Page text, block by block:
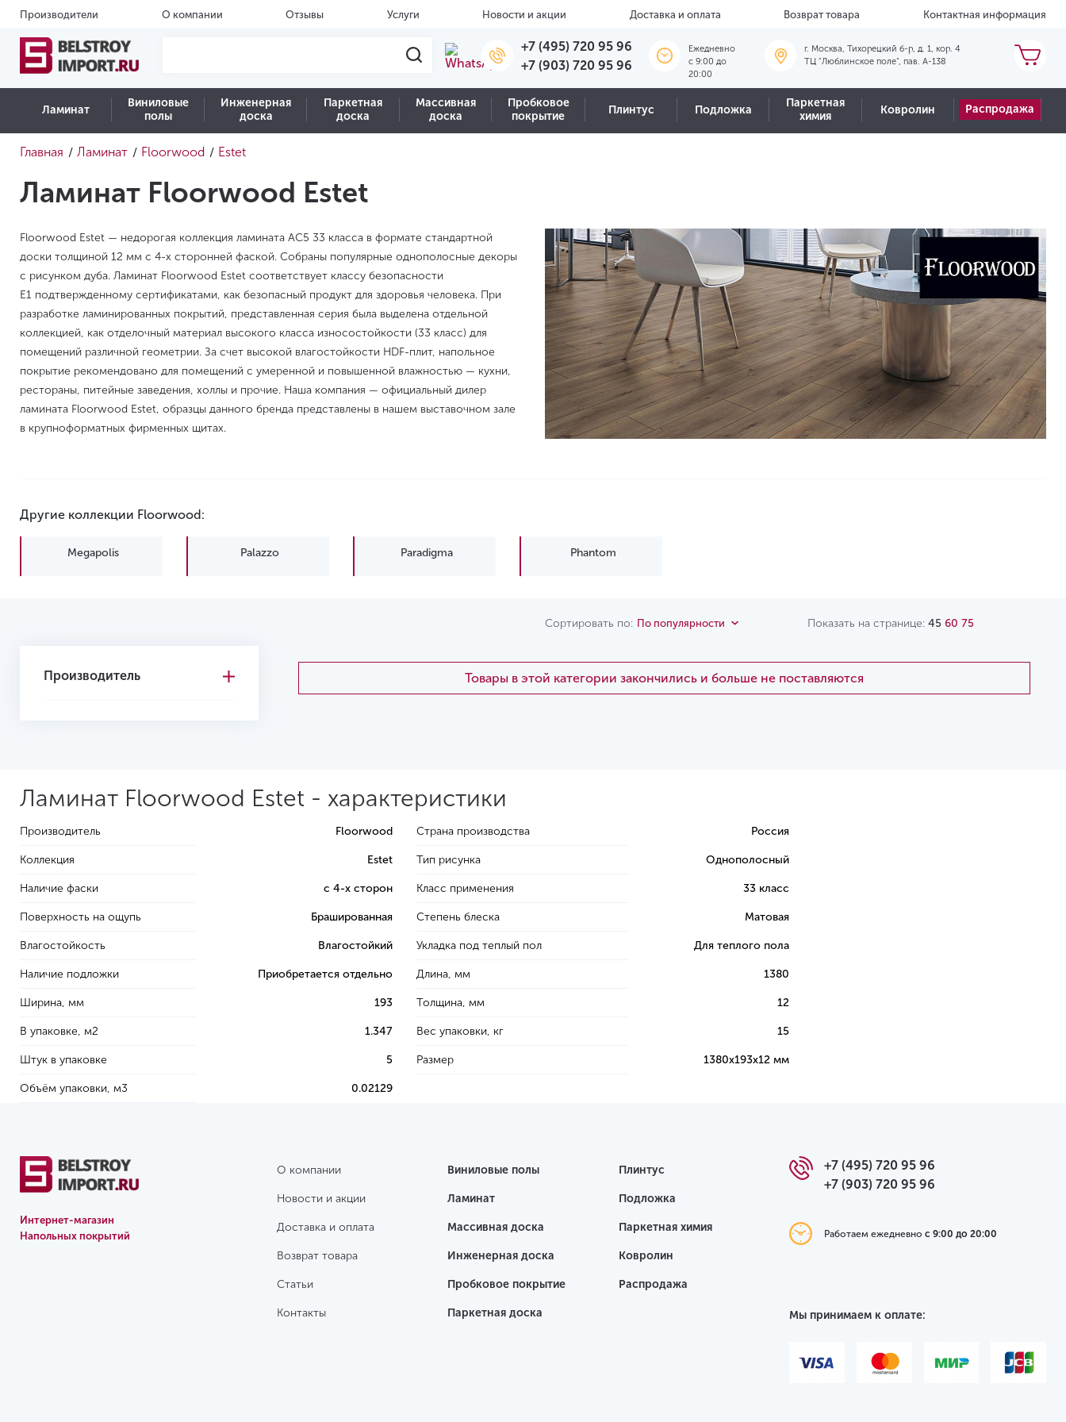
Производители О компании Отзывы Услуги Новости и акции Доставка и оплата Возврат товара Контактная информация
+7 (495) 720 95 96
+7 (903) 720 95 96
Ежедневно
c 9:00 до
20:00
г. Москва, Тихорецкий б-р, д. 1, кор. 4
ТЦ "Люблинское поле", пав. А-138
Ламинат
Виниловые
полы
Инженерная
доска
Паркетная
доска
Массивная
доска
Пробковое
покрытие
Плинтус Подложка
Паркетная
химия
Ковролин Распродажа
Главная / Ламинат / Floorwood / Estet
Ламинат Floorwood Estet
Floorwood Estet — недорогая коллекция ламината AC5 33 класса в формате стандартной
доски толщиной 12 мм с 4-х сторонней фаской. Собраны популярные однополосные декоры
с рисунком дуба. Ламинат Floorwood Estet соответствует классу безопасности
Е1 подтвержденному сертификатами, как безопасный продукт для здоровья человека. При
разработке ламинированных покрытий, представленная серия была выделена отдельной
коллекцией, как отделочный материал высокого класса износостойкости (33 класс) для
помещений различной геометрии. За счет высокой влагостойкости HDF-плит, напольное
покрытие рекомендовано для помещений с умеренной и повышенной влажностью — кухни,
рестораны, питейные заведения, холлы и прочие. Наша компания — официальный дилер
ламината Floorwood Estet, образцы данного бренда представлены в нашем выставочном зале
в крупноформатных фирменных щитах.
Другие коллекции Floorwood:
Megapolis Palazzo Paradigma Phantom
Сортировать по: По популярности Показать на странице: 45 60 75
Производитель Товары в этой категории закончились и больше не поставляются
Ламинат Floorwood Estet - характеристики
Производитель Floorwood
Коллекция Estet
Наличие фаски с 4-х сторон
Поверхность на ощупь Брашированная
Влагостойкость Влагостойкий
Наличие подложки Приобретается отдельно
Ширина, мм 193
В упаковке, м2 1.347
Штук в упаковке 5
Объём упаковки, м3 0.02129
Страна производства Россия
Тип рисунка Однополосный
Класс применения 33 класс
Степень блеска Матовая
Укладка под теплый пол Для теплого пола
Длина, мм 1380
Толщина, мм 12
Вес упаковки, кг 15
Размер 1380х193х12 мм
Интернет-магазин
Напольных покрытий
О компании
Новости и акции
Доставка и оплата
Возврат товара
Статьи
Контакты
Виниловые полы
Ламинат
Массивная доска
Инженерная доска
Пробковое покрытие
Паркетная доска
Плинтус
Подложка
Паркетная химия
Ковролин
Распродажа
+7 (495) 720 95 96
+7 (903) 720 95 96
Работаем ежедневнос 9:00 до 20:00
Мы принимаем к оплате: